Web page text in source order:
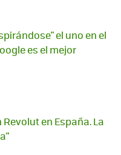
el uno en el
es el mejor
en España. La